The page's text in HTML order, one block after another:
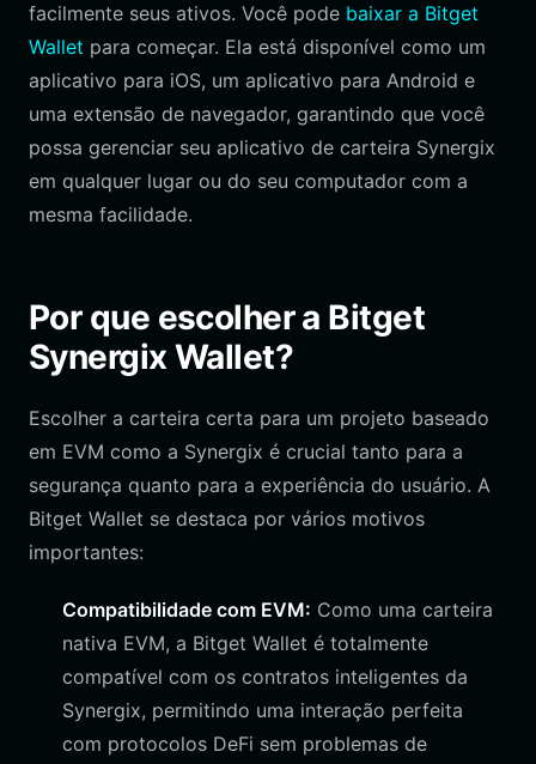
facilmente seus ativos. Você pode baixar a Bitget
Wallet para começar. Ela está disponível como um
aplicativo para iOS, um aplicativo para Android e
uma extensão de navegador, garantindo que você
possa gerenciar seu aplicativo de carteira Synergix
em qualquer lugar ou do seu computador com a
mesma facilidade.
Por que escolher a Bitget
Synergix Wallet?
Escolher a carteira certa para um projeto baseado
em EVM como a Synergix é crucial tanto para a
segurança quanto para a experiência do usuário. A
Bitget Wallet se destaca por vários motivos
importantes:
Compatibilidade com EVM: Como uma carteira
nativa EVM, a Bitget Wallet é totalmente
compatível com os contratos inteligentes da
Synergix, permitindo uma interação perfeita
com protocolos DeFi sem problemas de